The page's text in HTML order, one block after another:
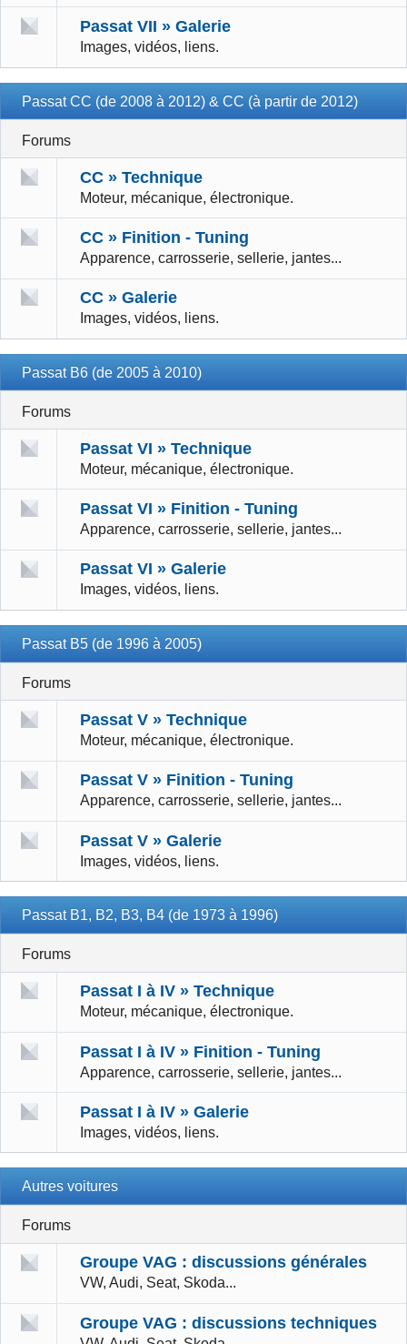
Passat VII » Galerie
Images, vidéos, liens.
Passat CC (de 2008 à 2012) & CC (à partir de 2012)
Forums
CC » Technique
Moteur, mécanique, électronique.
CC » Finition - Tuning
Apparence, carrosserie, sellerie, jantes...
CC » Galerie
Images, vidéos, liens.
Passat B6 (de 2005 à 2010)
Forums
Passat VI » Technique
Moteur, mécanique, électronique.
Passat VI » Finition - Tuning
Apparence, carrosserie, sellerie, jantes...
Passat VI » Galerie
Images, vidéos, liens.
Passat B5 (de 1996 à 2005)
Forums
Passat V » Technique
Moteur, mécanique, électronique.
Passat V » Finition - Tuning
Apparence, carrosserie, sellerie, jantes...
Passat V » Galerie
Images, vidéos, liens.
Passat B1, B2, B3, B4 (de 1973 à 1996)
Forums
Passat I à IV » Technique
Moteur, mécanique, électronique.
Passat I à IV » Finition - Tuning
Apparence, carrosserie, sellerie, jantes...
Passat I à IV » Galerie
Images, vidéos, liens.
Autres voitures
Forums
Groupe VAG : discussions générales
VW, Audi, Seat, Skoda...
Groupe VAG : discussions techniques